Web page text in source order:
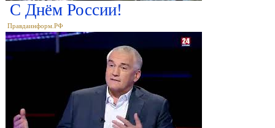
С Днём России!
Правдаинформ.РФ